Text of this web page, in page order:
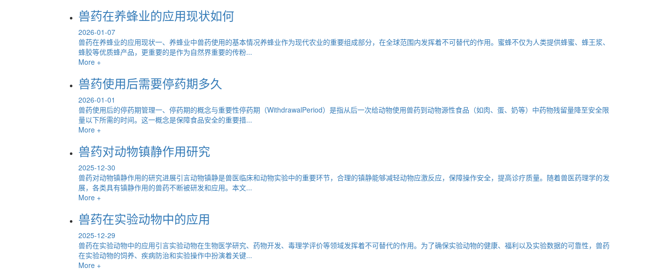
兽药在养蜂业的应用现状如何
2026-01-07
兽药在养蜂业的应用现状一、养蜂业中兽药使用的基本情况养蜂业作为现代农业的重要组成部分，在全球范围内发挥着不可替代的作用。蜜蜂不仅为人类提供蜂蜜、蜂王浆、
蜂胶等优质蜂产品，更重要的是作为自然界重要的传粉...
More +
兽药使用后需要停药期多久
2026-01-01
兽药使用后的停药期管理一、停药期的概念与重要性停药期（WithdrawalPeriod）是指从后一次给动物使用兽药到动物源性食品（如肉、蛋、奶等）中药物残留量降至安全限
量以下所需的时间。这一概念是保障食品安全的重要措...
More +
兽药对动物镇静作用研究
2025-12-30
兽药对动物镇静作用的研究进展引言动物镇静是兽医临床和动物实验中的重要环节，合理的镇静能够减轻动物应激反应，保障操作安全，提高诊疗质量。随着兽医药理学的发
展，各类具有镇静作用的兽药不断被研发和应用。本文...
More +
兽药在实验动物中的应用
2025-12-29
兽药在实验动物中的应用引言实验动物在生物医学研究、药物开发、毒理学评价等领域发挥着不可替代的作用。为了确保实验动物的健康、福利以及实验数据的可靠性，兽药
在实验动物的饲养、疾病防治和实验操作中扮演着关键...
More +